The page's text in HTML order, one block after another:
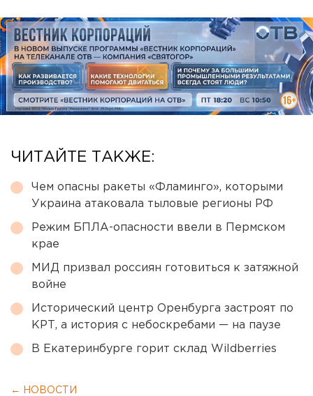
ЧИТАЙТЕ ТАКЖЕ:
Чем опасны ракеты «Фламинго», которыми
Украина атаковала тыловые регионы РФ
Режим БПЛА-опасности ввели в Пермском
крае
МИД призвал россиян готовиться к затяжной
войне
Исторический центр Оренбурга застроят по
КРТ, а история с небоскребами — на паузе
В Екатеринбурге горит склад Wildberries
← НОВОСТИ